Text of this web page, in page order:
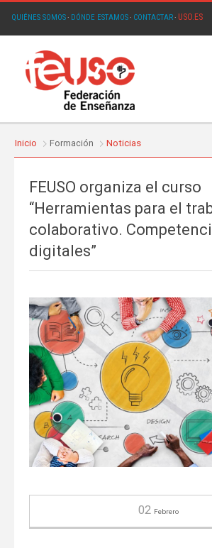
QUIÉNES SOMOS· DÓNDE ESTAMOS· CONTACTAR· USO.ES
Inicio Formación Noticias
FEUSO organiza el curso
“Herramientas para el
colaborativo.
digitales”
02 Febrero